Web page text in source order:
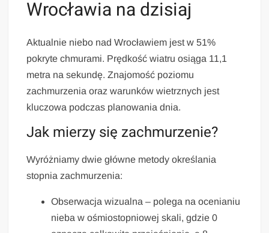
Wrocławia na dzisiaj
Aktualnie niebo nad Wrocławiem jest w 51%
pokryte chmurami. Prędkość wiatru osiąga 11,1
metra na sekundę. Znajomość poziomu
zachmurzenia oraz warunków wietrznych jest
kluczowa podczas planowania dnia.
Jak mierzy się zachmurzenie?
Wyróżniamy dwie główne metody określania
stopnia zachmurzenia:
Obserwacja wizualna – polega na ocenianiu
nieba w ośmiostopniowej skali, gdzie 0